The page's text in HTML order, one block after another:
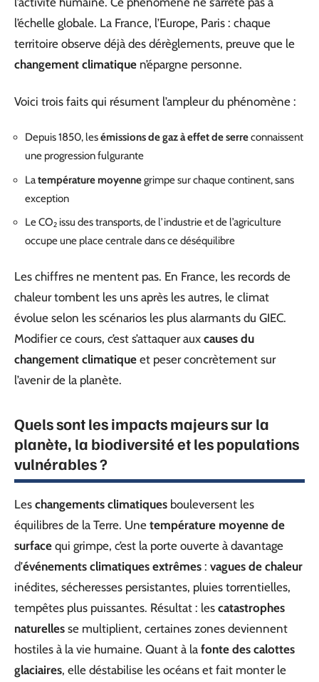
l’échelle globale. La France, l’Europe, Paris : chaque
territoire observe déjà des dérèglements, preuve que le
changement climatique n’épargne personne.
Voici trois faits qui résument l’ampleur du phénomène :
Depuis 1850, lesémissions de gaz à effet de serreconnaissent
une progression fulgurante
Latempérature moyennegrimpe sur chaque continent, sans
exception
Le CO₂ issu des transports, de l’industrie et de l’agriculture
occupe une place centrale dans ce déséquilibre
Les chiffres ne mentent pas. En France, les records de
chaleur tombent les uns après les autres, le climat
évolue selon les scénarios les plus alarmants du GIEC.
Modifier ce cours, c’est s’attaquer aux causes du
changement climatique et peser concrètement sur
l’avenir de la planète.
Quels sont les impacts majeurs sur la
planète, la biodiversité et les populations
vulnérables ?
Les changements climatiques bouleversent les
équilibres de la Terre. Une température moyenne de
surface qui grimpe, c’est la porte ouverte à davantage
d’événements climatiques extrêmes : vagues de chaleur
inédites, sécheresses persistantes, pluies torrentielles,
tempêtes plus puissantes. Résultat : les catastrophes
naturelles se multiplient, certaines zones deviennent
hostiles à la vie humaine. Quant à la fonte des calottes
glaciaires, elle déstabilise les océans et fait monter le